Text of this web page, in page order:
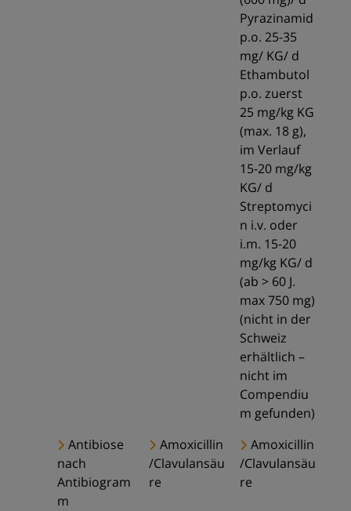
Pyrazinamid
p.o. 25-35
mg/ KG/ d
Ethambutol
p.o. zuerst
25 mg/kg KG
(max. 18 g),
im Verlauf
15-20 mg/kg
KG/ d
Streptomyci
n i.v. oder
i.m. 15-20
mg/kg KG/ d
(ab > 60 J.
max 750 mg)
(nicht in der
Schweiz
erhältlich –
nicht im
Compendiu
m gefunden)
Antibiose
nach
Antibiogram
m
Amoxicillin
/Clavulansäu
re
Amoxicillin
/Clavulansäu
re